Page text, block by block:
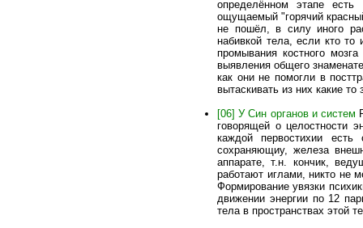
определённом этапе
ощущаемый "горячий
не пошёл, в силу иного
набивкой тела, если кто
промывания костного
выявления общего
как они не помогли в
вытаскивать из них какие
[06] У Син органов и систем
говорящей о целостности
каждой первостихии
сохраняющиу, железа
аппарате, т.н. кончик,
работают иглами, никто не
Формирование увязки
движении энергии по 12
тела в пространствах этой